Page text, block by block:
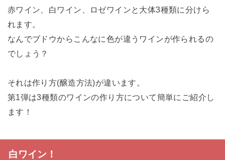
赤ワイン、白ワイン、ロゼワインと大体3種類に分けら
れます。
なんでブドウからこんなに色が違うワインが作られるの
でしょう？
それは作り方(醸造方法)が違います。
第1弾は3種類のワインの作り方について簡単にご紹介し
ます！
白ワイン！